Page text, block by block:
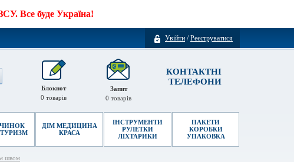
Все буде Україна!
Увійти /Реєструватися
КОНТАКТНІ
ТЕЛЕФОНИ
Запит
0 товарів
Блокнот
0 товарів
ДІМ МЕДИЦИНА
КРАСА
ІНСТРУМЕНТИ
РУЛЕТКИ
ЛІХТАРИКИ
ПАКЕТИ
КОРОБКИ
УПАКОВКА
швом